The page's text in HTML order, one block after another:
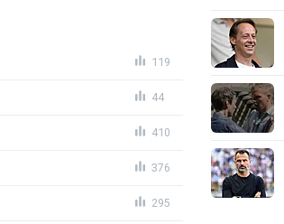
119
44
410
376
295